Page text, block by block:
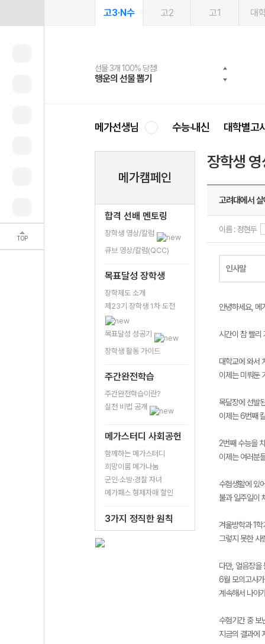
TOP
고3·N수 고2 고1 대
선물 3개 100% 당첨!
행운의 선물 뽑기
선물 100% 증정!
메가스터디 X 올리브
여름방학 스터디 캐시백
메가런 썸머스쿨
2027 러셀 단과
강사 공개선발
스마트러닝앱
설문 EVENT
메가패스
3일 무료 체험권
메가패스 수강생 무료혜택!
메가클럽 멤버십
사회공헌 캠페인
희망이룸 메가나눔
메가선생님 수능·내신 대학별고
메가캠페인
합격 선배 멘토링
장학생 영상/칼럼
큐브 영상/칼럼(QCC)
목표달성 장학생
장학제도 소개
제23기 장학생 1차 도전
목표달성 성공기
장학생 활동 가이드
주간완전학습
주간완전학습이란?
실천 비법 공개
메가스터디 사회공헌
함께하는 메가스터디
희망이룸 메가나눔
군인·소방·경찰 자녀
메가패스 형제자매 할인
3가지 정직한 원칙
장학생
고려대에서
이름 : 정현두
인사말
안녕하세요, 메
시간이 참 빨리
대학교에 와서
이제는 미뤄둔
목달장에 선발
이제는 6번째
2번째 수능을
이제는 여러분
수험생활에 있
불과 일주일이
겨울방학과 1
그렇지 못한 사
다만, 얼음장을
6월 모의고사
계속해서 나아
수험기간 중 보
지금의 결과에